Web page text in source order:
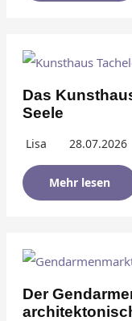
Das
Seele
Lisa 28.07.2026
Mehr lesen
Der